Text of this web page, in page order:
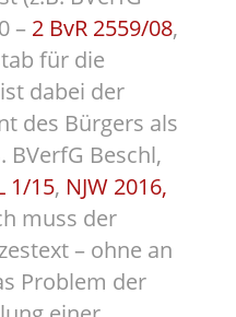
– 2 BvR 2559/08,
für die
dabei der
des Bürgers als
BVerfG Beschl,
1/15, NJW 2016,
muss der
– ohne an
Problem der